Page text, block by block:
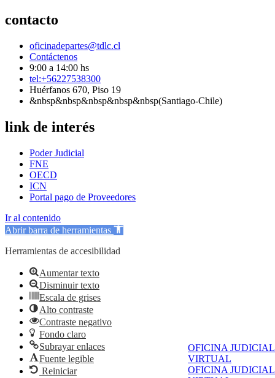
OFICINA JUDICIAL
VIRTUAL
OFICINA JUDICIAL
contacto
oficinadepartes@tdlc.cl
Contáctenos
9:00 a 14:00 hs
tel:+56227538300
Huérfanos 670, Piso 19
&nbsp&nbsp&nbsp&nbsp&nbsp(Santiago-Chile)
link de interés
Poder Judicial
FNE
OECD
ICN
Portal pago de Proveedores
Ir al contenido
Abrir barra de herramientas
Herramientas de accesibilidad
Aumentar texto
Disminuir texto
Escala de grises
Alto contraste
Contraste negativo
Fondo claro
Subrayar enlaces
Fuente legible
Reiniciar